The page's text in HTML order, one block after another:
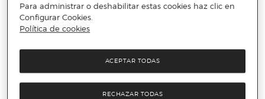
Ortiz & Reed, pasos con estilo
propio
Esta línea mantiene el sabor clásico y versátil con productos
que encontrarás en el outlet, con descuentos en monkstraps
de Ortiz & Reed para satisfacer al máximo tus gustos en
Para administrar o deshabilitar estas cookies haz clic en
Configurar Cookies.
Política de cookies
RECHAZAR TODAS
ACEPTAR TODAS